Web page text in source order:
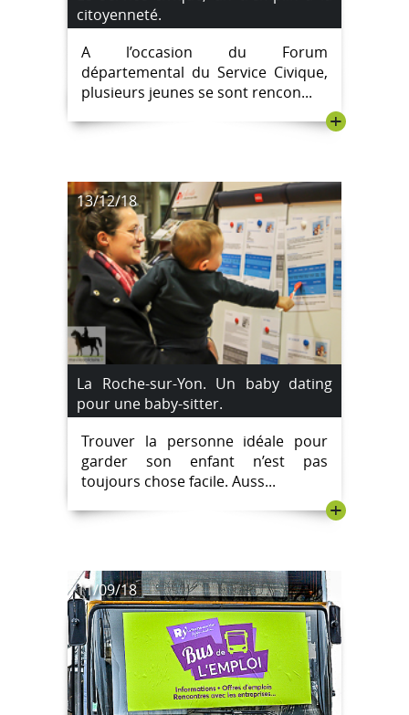
citoyenneté.
A l’occasion du Forum
départemental du Service Civique,
plusieurs jeunes se sont rencon...
+
13/12/18
La Roche-sur-Yon. Un baby dating
pour une baby-sitter.
Trouver la personne idéale pour
garder son enfant n’est pas
toujours chose facile. Auss...
+
11/09/18